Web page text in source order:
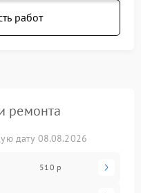
работ
ремонта
дату 08.08.2026
510 р